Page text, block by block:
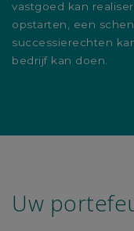
vastgoed kan
opstarten, een
successierechten
bedrijf kan doen.
Uw